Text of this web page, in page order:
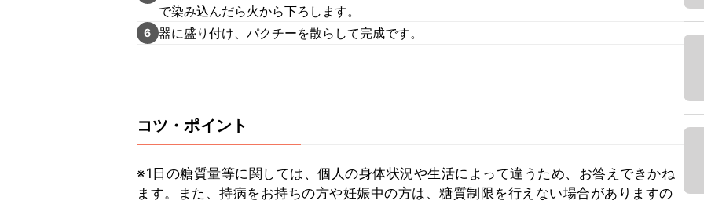
で染み込んだら火から下ろします。
6 器に盛り付け、パクチーを散らして完成です。
コツ・ポイント
※1日の糖質量等に関しては、個人の身体状況や生活によって違うため、お答えできかね
ます。また、持病をお持ちの方や妊娠中の方は、糖質制限を行えない場合がありますの